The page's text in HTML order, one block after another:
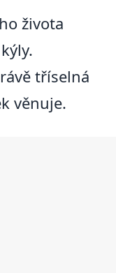
života
tříselná
věnuje.